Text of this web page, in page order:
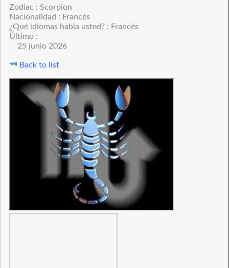
Zodiac : Scorpion
Nacionalidad : Francés
¿Qué idiomas habla usted? : Francés
Último :
25 junio 2026
Back to list